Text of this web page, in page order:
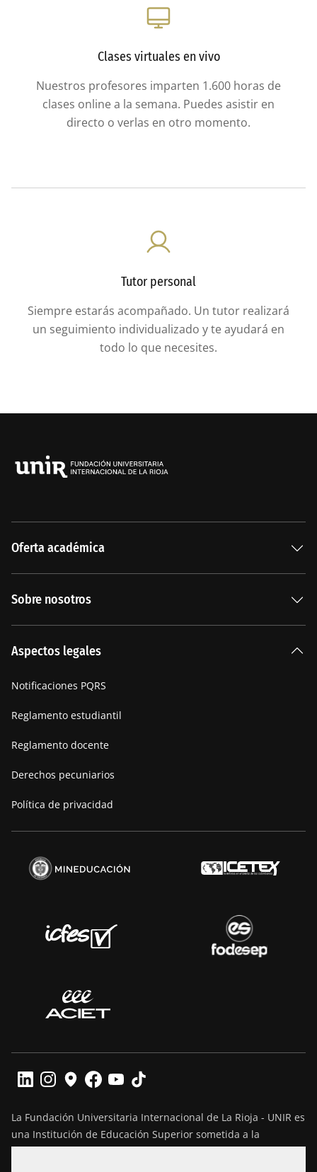
Clases virtuales en vivo
Nuestros profesores imparten 1.600 horas de
clases online a la semana. Puedes asistir en
directo o verlas en otro momento.
Tutor personal
Siempre estarás acompañado. Un tutor realizará
un seguimiento individualizado y te ayudará en
todo lo que necesites.
Oferta académica
Sobre nosotros
Manifiesto
Aspectos legales
Notificaciones PQRS
Reglamento estudiantil
Reglamento docente
Derechos pecuniarios
Política de privacidad
La Fundación Universitaria Internacional de La Rioja - UNIR es
una Institución de Educación Superior sometida a la
inspección y vigilancia del Ministerio de Educación Nacional